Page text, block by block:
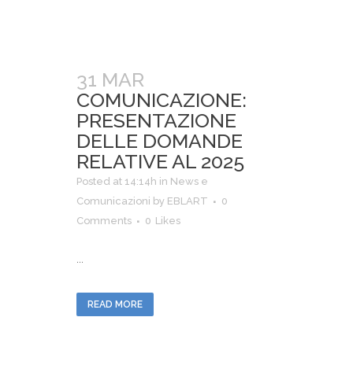
31 MAR
COMUNICAZIONE:
PRESENTAZIONE
DELLE DOMANDE
RELATIVE AL 2025
Posted at 14:14h in News e
Comunicazioni by EBLART
0
Comments
0 Likes
...
READ MORE